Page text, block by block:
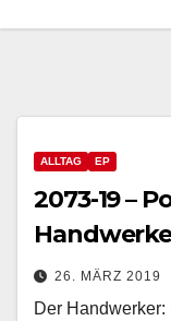
ALLTAG EP
2073-19 –
26. MÄRZ 2019
Der